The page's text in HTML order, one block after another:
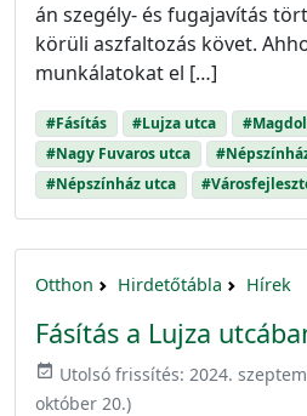
án szegély- és fugajavítás
körüli aszfaltozás követ.
munkálatokat el […]
#Fásítás #Lujza utca
#Nagy Fuvaros utca
#Népszínház utca
Otthon Hirdetőtábla Hírek
Fásítás a Lujza
event_available Utolsó frissítés: 2024.
október 20.)